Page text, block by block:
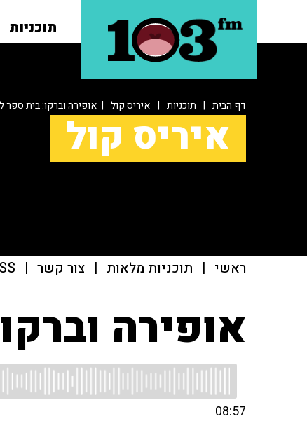
תוכניות
דף הבית | תוכניות | איריס קול | אופירה וברקו: בית ספר
איריס קול
ראשי | תוכניות מלאות | צור קשר |
אופירה
08:57